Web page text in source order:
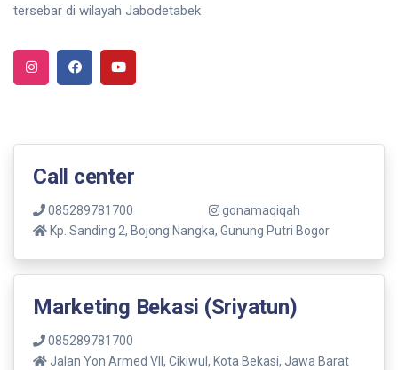
tersebar di wilayah Jabodetabek
Call center
085289781700
gonamaqiqah
Kp. Sanding 2, Bojong Nangka, Gunung Putri Bogor
Marketing Bekasi (Sriyatun)
085289781700
Jalan Yon Armed VII, Cikiwul, Kota Bekasi, Jawa Barat